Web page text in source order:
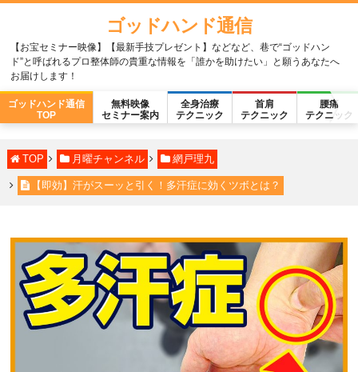
ゴッドハンド通信
【お宝セミナー映像】【最新手技プレゼント】などなど、巷で“ゴッドハン
ド”と呼ばれるプロ整体師の貴重な情報を「誰かを助けたい」と願うあなたへ
お届けします！
ゴッドハンド通信
TOP
無料映像
セミナー案内
全身治療
テクニック
首肩
テクニック
腰痛
テクニック
TOP 月曜チャンネル 網戸理九
【即効】汗がスーッと引く！多汗症に効くツボとは？